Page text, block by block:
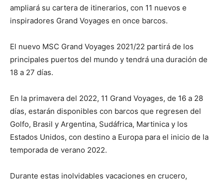
ampliará su cartera de itinerarios, con 11 nuevos e
inspiradores Grand Voyages en once barcos.
El nuevo MSC Grand Voyages 2021/22 partirá de los
principales puertos del mundo y tendrá una duración de
18 a 27 días.
En la primavera del 2022, 11 Grand Voyages, de 16 a 28
días, estarán disponibles con barcos que regresen del
Golfo, Brasil y Argentina, Sudáfrica, Martinica y los
Estados Unidos, con destino a Europa para el inicio de la
temporada de verano 2022.
Durante estas inolvidables vacaciones en crucero,